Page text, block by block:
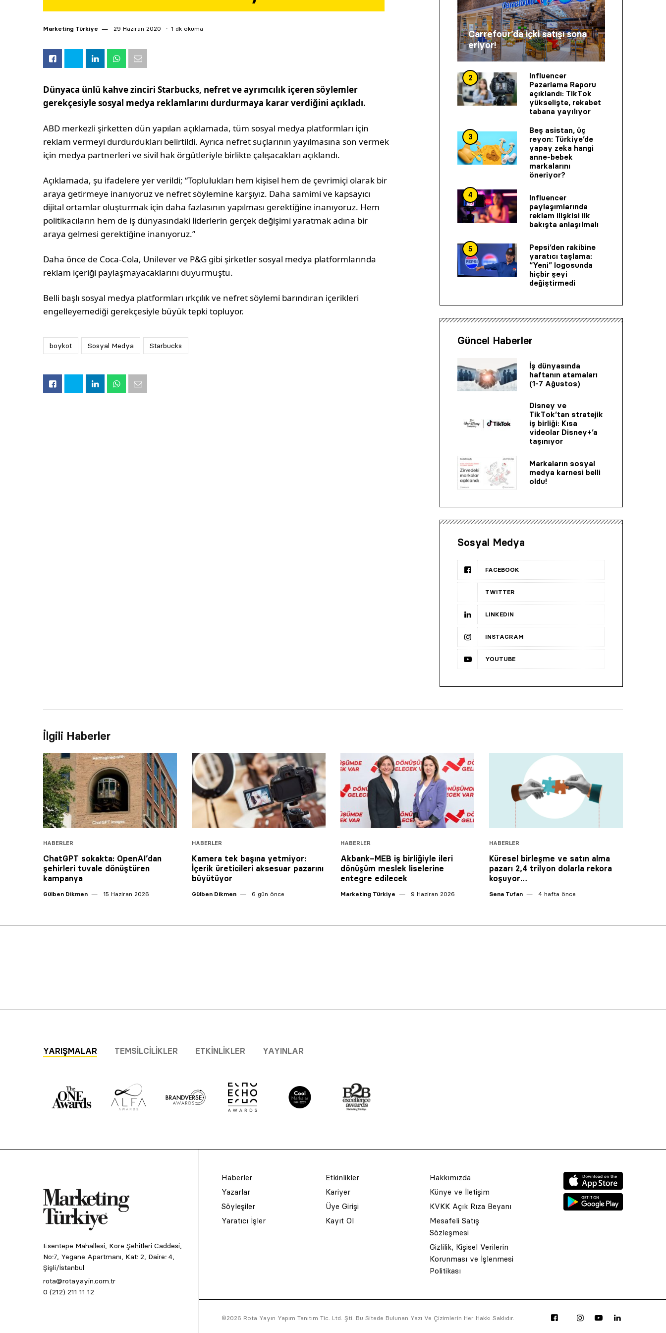
Marketing Türkiye 29 Haziran 2020 1 dk okuma
Dünyaca ünlü kahve zinciri Starbucks, nefret ve ayrımcılık içeren söylemler
gerekçesiyle sosyal medya reklamlarını durdurmaya karar verdiğini açıkladı.
ABD merkezli şirketten dün yapılan açıklamada, tüm sosyal medya platformları için
reklam vermeyi durdurdukları belirtildi. Ayrıca nefret suçlarının yayılmasına son vermek
için medya partnerleri ve sivil hak örgütleriyle birlikte çalışacakları açıklandı.
Açıklamada, şu ifadelere yer verildi; “Toplulukları hem kişisel hem de çevrimiçi olarak bir
araya getirmeye inanıyoruz ve nefret söylemine karşıyız. Daha samimi ve kapsayıcı
dijital ortamlar oluşturmak için daha fazlasının yapılması gerektiğine inanıyoruz. Hem
politikacıların hem de iş dünyasındaki liderlerin gerçek değişimi yaratmak adına bir
araya gelmesi gerektiğine inanıyoruz.”
Daha önce de Coca-Cola, Unilever ve P&G gibi şirketler sosyal medya platformlarında
reklam içeriği paylaşmayacaklarını duyurmuştu.
Belli başlı sosyal medya platformları ırkçılık ve nefret söylemi barındıran içerikleri
engelleyemediği gerekçesiyle büyük tepki topluyor.
boykot Sosyal Medya Starbucks
Carrefour’da içki satışı sona
eriyor!
2
Influencer
Pazarlama Raporu
açıklandı: TikTok
yükselişte, rekabet
tabana yayılıyor
3
Beş asistan, üç
reyon: Türkiye’de
yapay zeka hangi
anne-bebek
markalarını
öneriyor?
4
Influencer
paylaşımlarında
reklam ilişkisi ilk
bakışta anlaşılmalı
5
Pepsi’den rakibine
yaratıcı taşlama:
“Yeni” logosunda
hiçbir şeyi
değiştirmedi
Güncel Haberler
İş dünyasında
haftanın atamaları
(1-7 Ağustos)
Disney ve
TikTok’tan stratejik
iş birliği: Kısa
videolar Disney+’a
taşınıyor
Markaların sosyal
medya karnesi belli
oldu!
Sosyal Medya
FACEBOOK
TWITTER
LINKEDIN
INSTAGRAM
YOUTUBE
İlgili Haberler
HABERLER
ChatGPT sokakta: OpenAI’dan
şehirleri tuvale dönüştüren
kampanya
Gülben Dikmen 15 Haziran 2026
HABERLER
Kamera tek başına yetmiyor:
İçerik üreticileri aksesuar pazarını
büyütüyor
Gülben Dikmen 6 gün önce
HABERLER
Akbank–MEB iş birliğiyle ileri
dönüşüm meslek liselerine
entegre edilecek
Marketing Türkiye 9 Haziran 2026
HABERLER
Küresel birleşme ve satın alma
pazarı 2,4 trilyon dolarla rekora
koşuyor…
Sena Tufan 4 hafta önce
YARIŞMALAR TEMSILCILIKLER ETKINLIKLER YAYINLAR
Esentepe Mahallesi, Kore Şehitleri Caddesi,
No:7, Yegane Apartmanı, Kat: 2, Daire: 4,
Şişli/İstanbul
rota@rotayayin.com.tr
0 (212) 211 11 12
Haberler
Yazarlar
Söyleşiler
Yaratıcı İşler
Etkinlikler
Kariyer
Üye Girişi
Kayıt Ol
Hakkımızda
Künye ve İletişim
KVKK Açık Rıza Beyanı
Mesafeli Satış
Sözleşmesi
Gizlilik, Kişisel Verilerin
Korunması ve İşlenmesi
Politikası
©2026 Rota Yayın Yapım Tanıtım Tic. Ltd. Şti. Bu Sitede Bulunan Yazı Ve Çizimlerin Her Hakkı Saklıdır.